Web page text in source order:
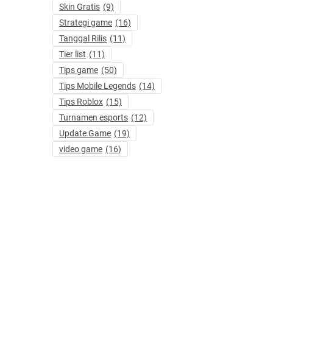
Skin Gratis (9)
Strategi game (16)
Tanggal Rilis (11)
Tier list (11)
Tips game (50)
Tips Mobile Legends (14)
Tips Roblox (15)
Turnamen esports (12)
Update Game (19)
video game (16)